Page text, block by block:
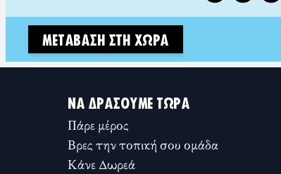
ΜΕΤΆΒΑΣΗ ΣΤΗ ΧΏΡΑ
ΝΑ ΔΡΆΣΟΥΜΕ ΤΏΡΑ
Πάρε μέρος
Βρες την τοπική σου ομάδα
Κάνε Δωρεά